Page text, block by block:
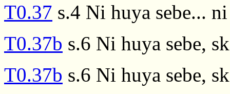
T0.37 s.4 Ni huya sebe...
T0.37b s.6 Ni huya sebe,
T0.37b s.6 Ni huya sebe,